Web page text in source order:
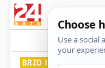
BRZO I PRAKTIČNO